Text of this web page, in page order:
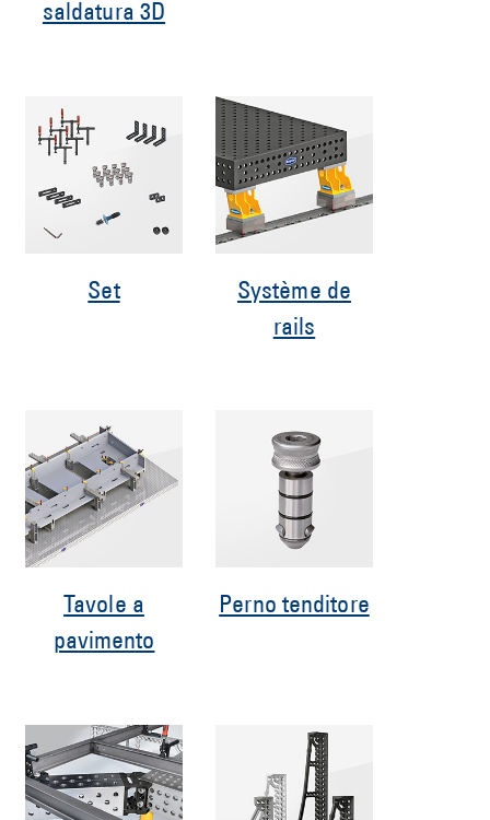
saldatura 3D
Set
Système de
rails
Tavole a
pavimento
Perno tenditore